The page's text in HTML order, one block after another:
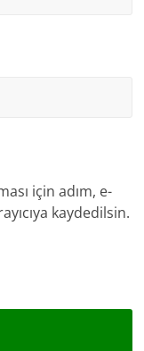
için adım, e-
kaydedilsin.